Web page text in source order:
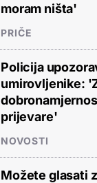
moram ništa'
PRIČE
Policija
umirovljenike:
prijevare'
NOVOSTI
Možete glasati